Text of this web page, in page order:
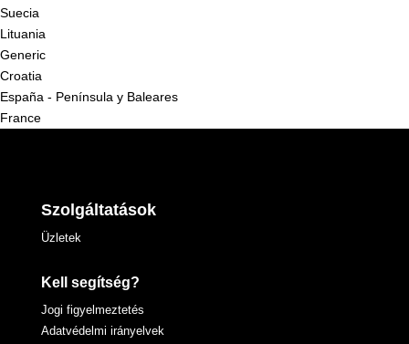
Suecia
Lituania
Generic
Croatia
España - Península y Baleares
France
Szolgáltatások
Üzletek
Kell segítség?
Jogi figyelmeztetés
Adatvédelmi irányelvek